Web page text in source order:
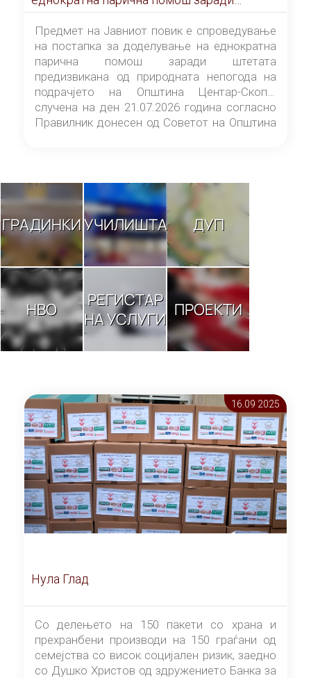
штетата предизвикана од природната
непогода на подрачјето на Општина
Центар-Скопје случена на ден 21.07.2026
година
Предмет на Јавниот повик е спроведување
на постапка за доделување на еднократна
парична помош заради штетата
предизвикана од природната непогода на
подрачјето на Општина Центар-Скопје
случена на ден 21.07.2026 година согласно
Правилник донесен од Советот на Општина
ГРАДИНКИУЧИЛИШТА ДУП
НВО
РЕГИСТАР
НА УСЛУГИ ПРОЕКТИ
16.09 2025
Нула Глад
Со делењето на 150 пакети со храна и
прехранбени производи на 150 граѓани од
семејства со висок социјален ризик, заедно
со Душко Христов од здружението Банка за